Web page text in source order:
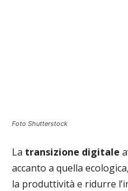
Foto Shutterstock
La transizione digitale
accanto a quella
la produttività e ridurre